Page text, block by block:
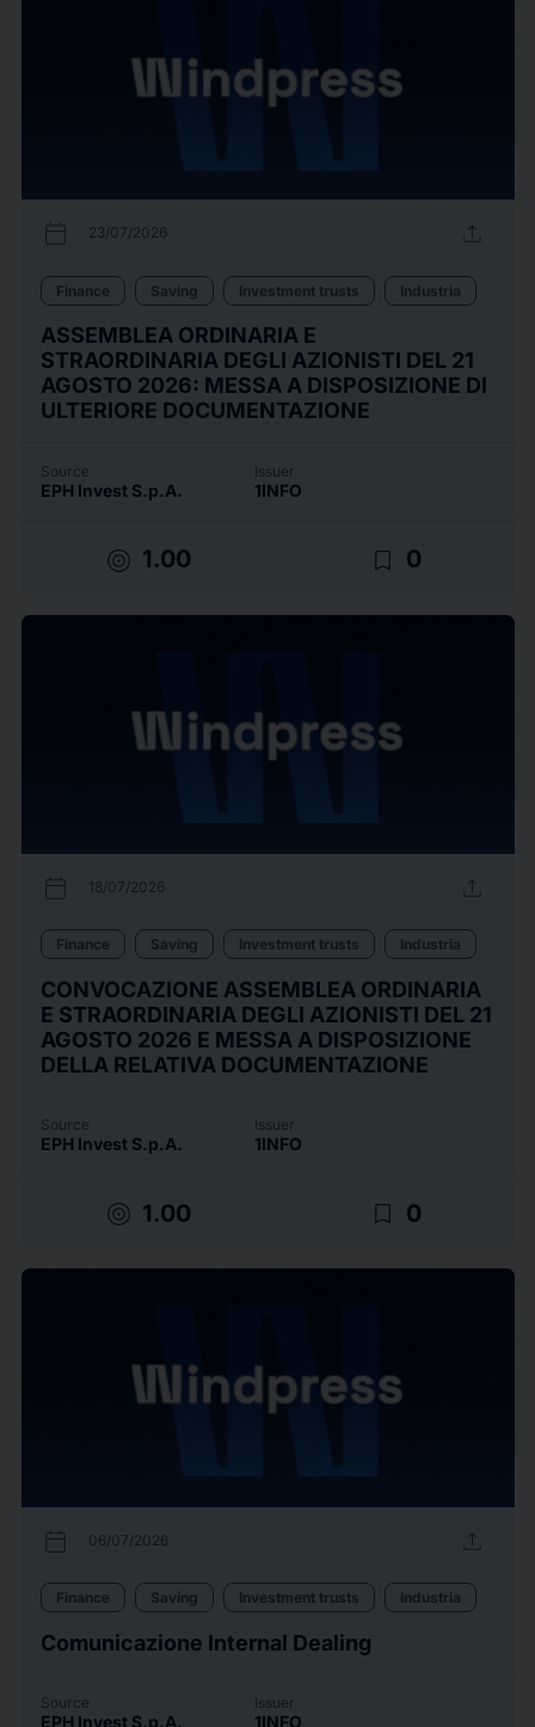
calendar_today 23/07/2026 upload
Finance Saving Investment trusts Industria
ASSEMBLEA ORDINARIA E
STRAORDINARIA DEGLI AZIONISTI DEL 21
AGOSTO 2026: MESSA A DISPOSIZIONE DI
ULTERIORE DOCUMENTAZIONE
Source
EPH Invest S.p.A.
Issuer
1INFO
target 1.00 bookmark_border 0
calendar_today 18/07/2026 upload
Finance Saving Investment trusts Industria
CONVOCAZIONE ASSEMBLEA ORDINARIA
E STRAORDINARIA DEGLI AZIONISTI DEL 21
AGOSTO 2026 E MESSA A DISPOSIZIONE
DELLA RELATIVA DOCUMENTAZIONE
Source
EPH Invest S.p.A.
Issuer
1INFO
target 1.00 bookmark_border 0
calendar_today 06/07/2026 upload
Finance Saving Investment trusts Industria
Comunicazione Internal Dealing
Source
EPH Invest S.p.A.
Issuer
1INFO